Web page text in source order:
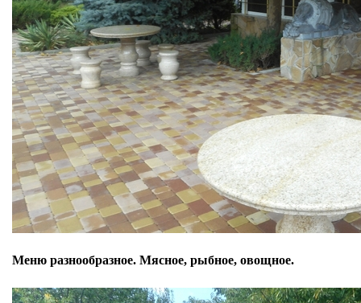
Меню разнообразное. Мясное, рыбное, овощное.